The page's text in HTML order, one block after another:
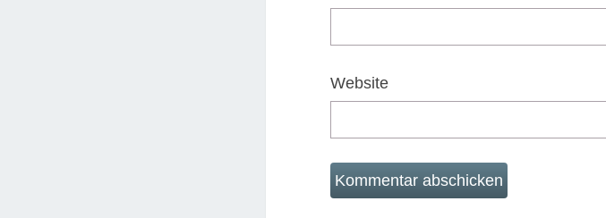
Website